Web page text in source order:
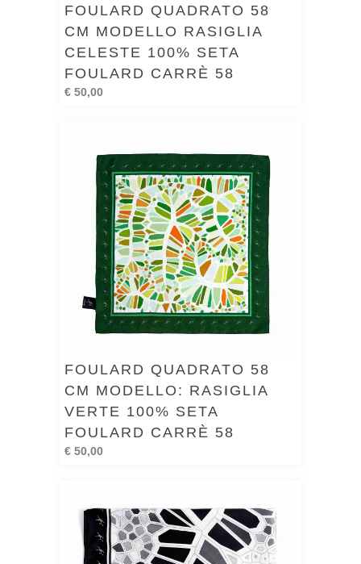
FOULARD QUADRATO 58
CM MODELLO RASIGLIA
CELESTE 100% SETA
FOULARD CARRÈ 58
€ 50,00
FOULARD QUADRATO 58
CM MODELLO: RASIGLIA
VERTE 100% SETA
FOULARD CARRÈ 58
€ 50,00